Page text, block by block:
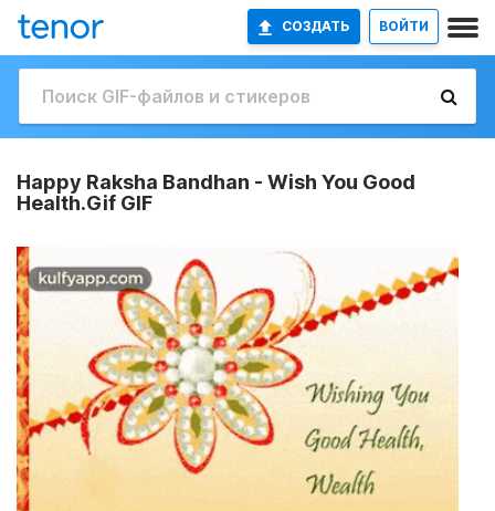
СОЗДАТЬ ВОЙТИ
Happy Raksha Bandhan - Wish You Good
Health.Gif GIF